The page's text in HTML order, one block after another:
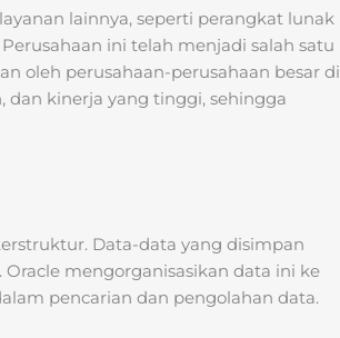
lainnya, seperti perangkat lunak
ini telah menjadi salah satu
oleh perusahaan-perusahaan besar di
dan kinerja yang tinggi, sehingga
Data-data yang disimpan
mengorganisasikan data ini ke
pencarian dan pengolahan data.